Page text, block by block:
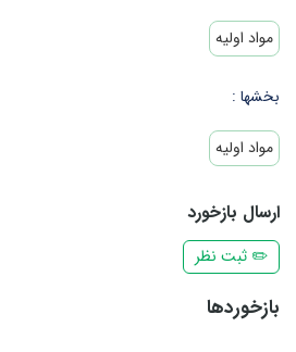
مواد اولیه
بخشها :
مواد اولیه
ارسال بازخورد
✏️ ثبت نظر
بازخوردها